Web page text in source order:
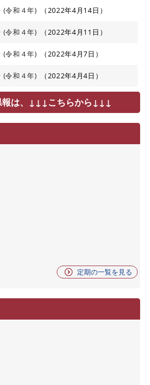
(令和４年) 2022年4月14日
(令和４年) 2022年4月11日
(令和４年) 2022年4月7日
(令和４年) 2022年4月4日
報は、↓↓↓こちらから↓↓↓
定期の一覧を見る